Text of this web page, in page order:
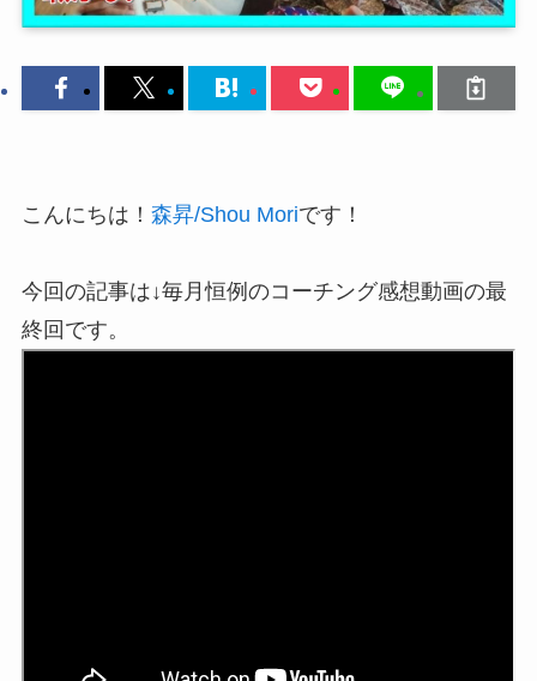
こんにちは！ 森昇/Shou Moriです！
今回の記事は↓毎月恒例のコーチング感想動画の最
終回です。